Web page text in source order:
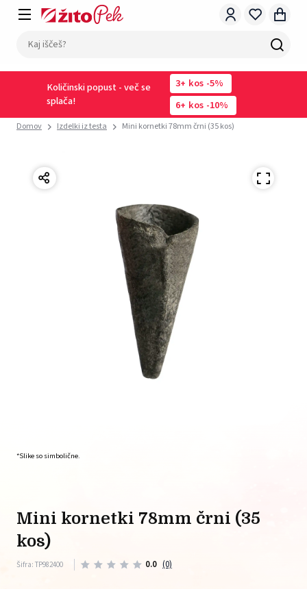
Količinski popust - več se
splača!
3 kos -5%
6
kos -10%
Domov Izdelki iz testa Mini kornetki 78mm črni (35 kos)
*Slike so simbolične.
mini kornetki 78mm črni (35
kos)
Šifra: TP982400 0.0 (0)